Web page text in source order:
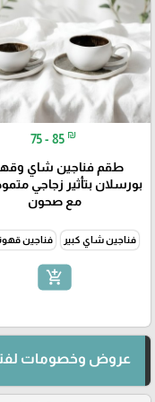
75 - 85 ₪
طقم فناجين شاي
بورسلان بتأثير زجاجي
مع صحون
فناجين شاي كبير فناجين
add_shopping_cart
عروض وخصومات